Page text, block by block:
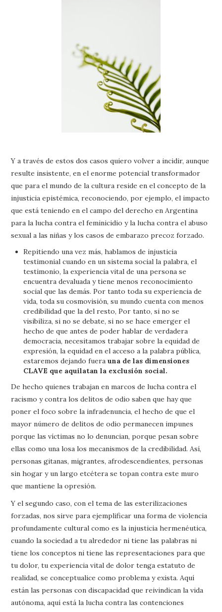
Y a través de estos dos casos quiero volver a incidir, aunque
resulte insistente, en el enorme potencial transformador
que para el mundo de la cultura reside en el concepto de la
injusticia epistémica, reconociendo, por ejemplo, el impacto
que está teniendo en el campo del derecho en Argentina
para la lucha contra el feminicidio y la lucha contra el abuso
sexual a las niñas y los casos de embarazo precoz forzado.
Repitiendo una vez más, hablamos de injusticia
testimonial cuando en un sistema social la palabra, el
testimonio, la experiencia vital de una persona se
encuentra devaluada y tiene menos reconocimiento
social que las demás. Por tanto toda su experiencia de
vida, toda su cosmovisión, su mundo cuenta con menos
credibilidad que la del resto, Por tanto, si no se
visibiliza, si no se debate, si no se hace emerger el
hecho de que antes de poder hablar de verdadera
democracia, necesitamos trabajar sobre la equidad de
expresión, la equidad en el acceso a la palabra pública,
estaremos dejando fuera una de las dimensiones
CLAVE que aquilatan la exclusión social.
De hecho quienes trabajan en marcos de lucha contra el
racismo y contra los delitos de odio saben que hay que
poner el foco sobre la infradenuncia, el hecho de que el
mayor número de delitos de odio permanecen impunes
porque las víctimas no lo denuncian, porque pesan sobre
ellas como una losa los mecanismos de la credibilidad. Así,
personas gitanas, migrantes, afrodescendientes, personas
sin hogar y un largo etcétera se topan contra este muro
que mantiene la opresión.
Y el segundo caso, con el tema de las esterilizaciones
forzadas, nos sirve para ejemplificar una forma de violencia
profundamente cultural como es la injusticia hermenéutica,
cuando la sociedad a tu alrededor ni tiene las palabras ni
tiene los conceptos ni tiene las representaciones para que
tu dolor, tu experiencia vital de dolor tenga estatuto de
realidad, se conceptualice como problema y exista. Aquí
están las personas con discapacidad que reivindican la vida
autónoma, aquí está la lucha contra las contenciones